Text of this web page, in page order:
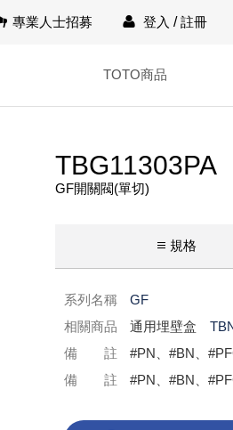
專業人士招募 登入 /註冊
TOTO商品
TBG11303PA
GF開關閥(單切)
規格
系列名稱
GF
相關商品
通用埋壁盒
備 註
#PN、#BN、
備 註
#PN、#BN、